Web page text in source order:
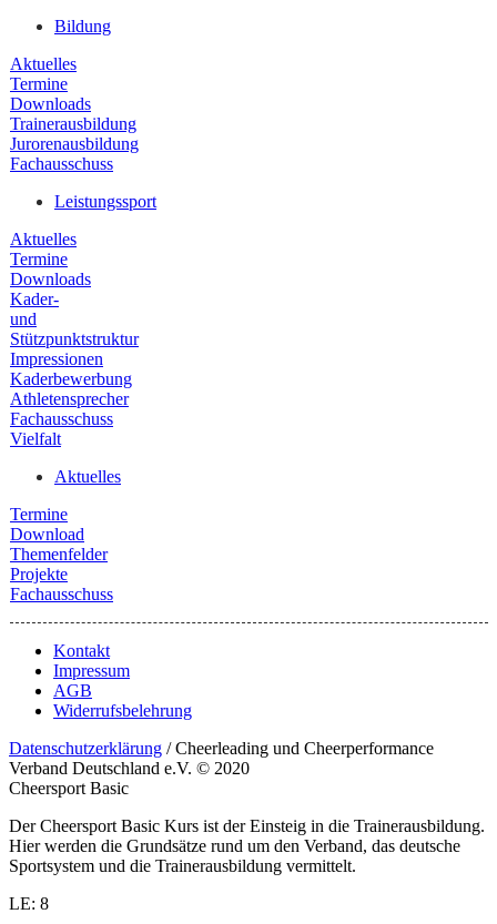
Bildung
Aktuelles
Termine
Downloads
Trainerausbildung
Jurorenausbildung
Fachausschuss
Leistungssport
Aktuelles
Termine
Downloads
Kader-
und
Stützpunktstruktur
Impressionen
Kaderbewerbung
Athletensprecher
Fachausschuss
Vielfalt
Aktuelles
Termine
Download
Themenfelder
Projekte
Fachausschuss
Kontakt
Impressum
AGB
Widerrufsbelehrung
Datenschutzerklärung / Cheerleading und Cheerperformance
Verband Deutschland e.V. © 2020
Cheersport Basic
Der Cheersport Basic Kurs ist der Einsteig in die Trainerausbildung.
Hier werden die Grundsätze rund um den Verband, das deutsche
Sportsystem und die Trainerausbildung vermittelt.
LE: 8